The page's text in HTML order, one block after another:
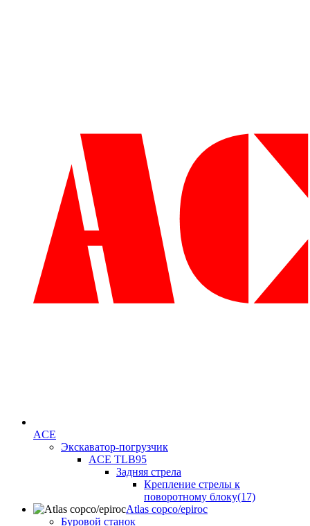
ACE
Экскаватор-погрузчик
ACE TLB95
Задняя стрела
Крепление стрелы к
поворотному блоку(17)
Atlas copco/epiroc
Буровой станок